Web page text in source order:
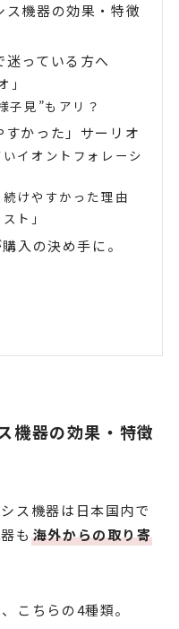
ス機器の効果・特徴
っている方へ
」
子見”もアリ？
かった」サーリオ
イオントフォレーシ
けやすかった理由
ト」
入の決め手に。
機器の効果・特徴
ス機器は日本国内で
も 海外からの取り寄
こちらの4種類。